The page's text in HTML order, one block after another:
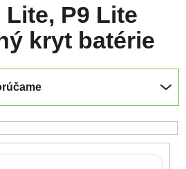
Lite, P9 Lite
kryt batérie